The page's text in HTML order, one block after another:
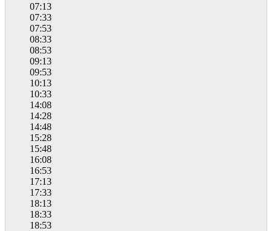
07:13
07:33
07:53
08:33
08:53
09:13
09:53
10:13
10:33
14:08
14:28
14:48
15:28
15:48
16:08
16:53
17:13
17:33
18:13
18:33
18:53